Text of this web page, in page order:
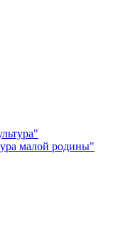
малой родины"